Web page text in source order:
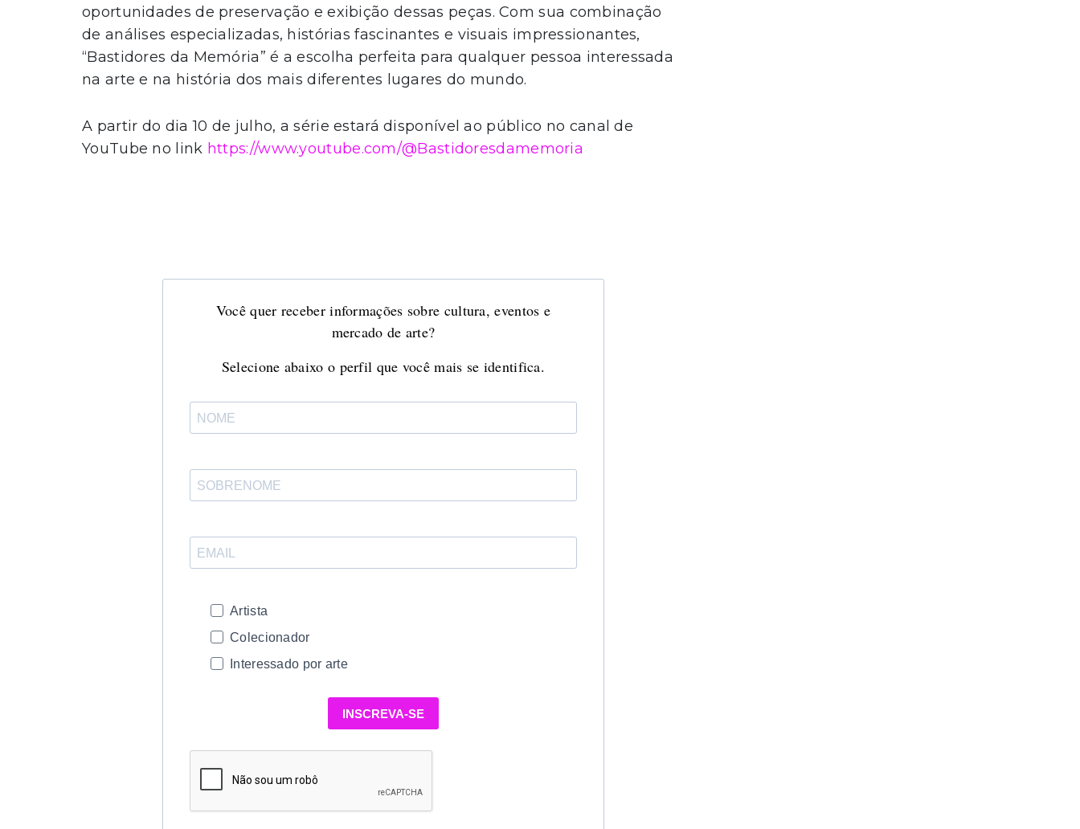
oportunidades de preservação e exibição dessas peças. Com sua combinação
de análises especializadas, histórias fascinantes e visuais impressionantes,
“Bastidores da Memória” é a escolha perfeita para qualquer pessoa interessada
na arte e na história dos mais diferentes lugares do mundo.
A partir do dia 10 de julho, a série estará disponível ao público no canal de
YouTube no link https://www.youtube.com/@Bastidoresdamemoria
Você quer receber informações sobre cultura, eventos e
mercado de arte?
Selecione abaixo o perfil que você mais se identifica.
Artista
Colecionador
Interessado por arte
INSCREVA-SE